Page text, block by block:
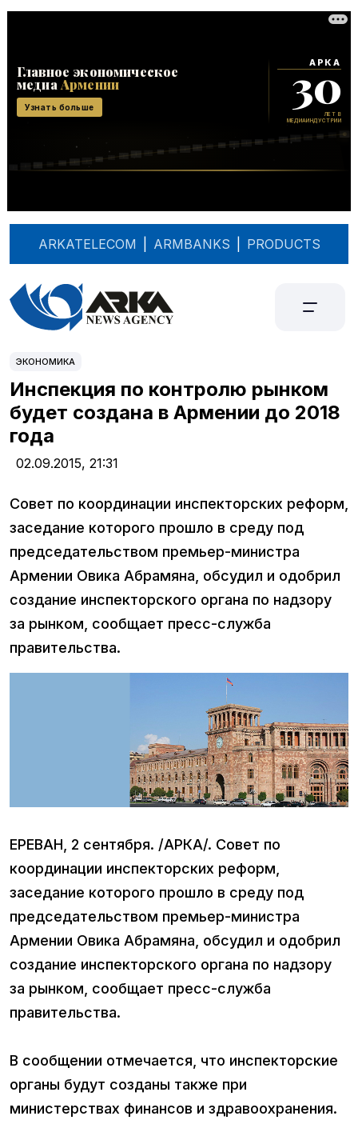
ARKATELECOM ARMBANKS PRODUCTS
ЭКОНОМИКА
Инспекция по контролю рынком
будет создана в Армении до 2018
года
02.09.2015, 21:31
Совет по координации инспекторских реформ,
заседание которого прошло в среду под
председательством премьер-министра
Армении Овика Абрамяна, обсудил и одобрил
создание инспекторского органа по надзору
за рынком, сообщает пресс-служба
правительства.
ЕРЕВАН, 2 сентября. /АРКА/. Совет по
координации инспекторских реформ,
заседание которого прошло в среду под
председательством премьер-министра
Армении Овика Абрамяна, обсудил и одобрил
создание инспекторского органа по надзору
за рынком, сообщает пресс-служба
правительства.
В сообщении отмечается, что инспекторские
органы будут созданы также при
министерствах финансов и здравоохранения.